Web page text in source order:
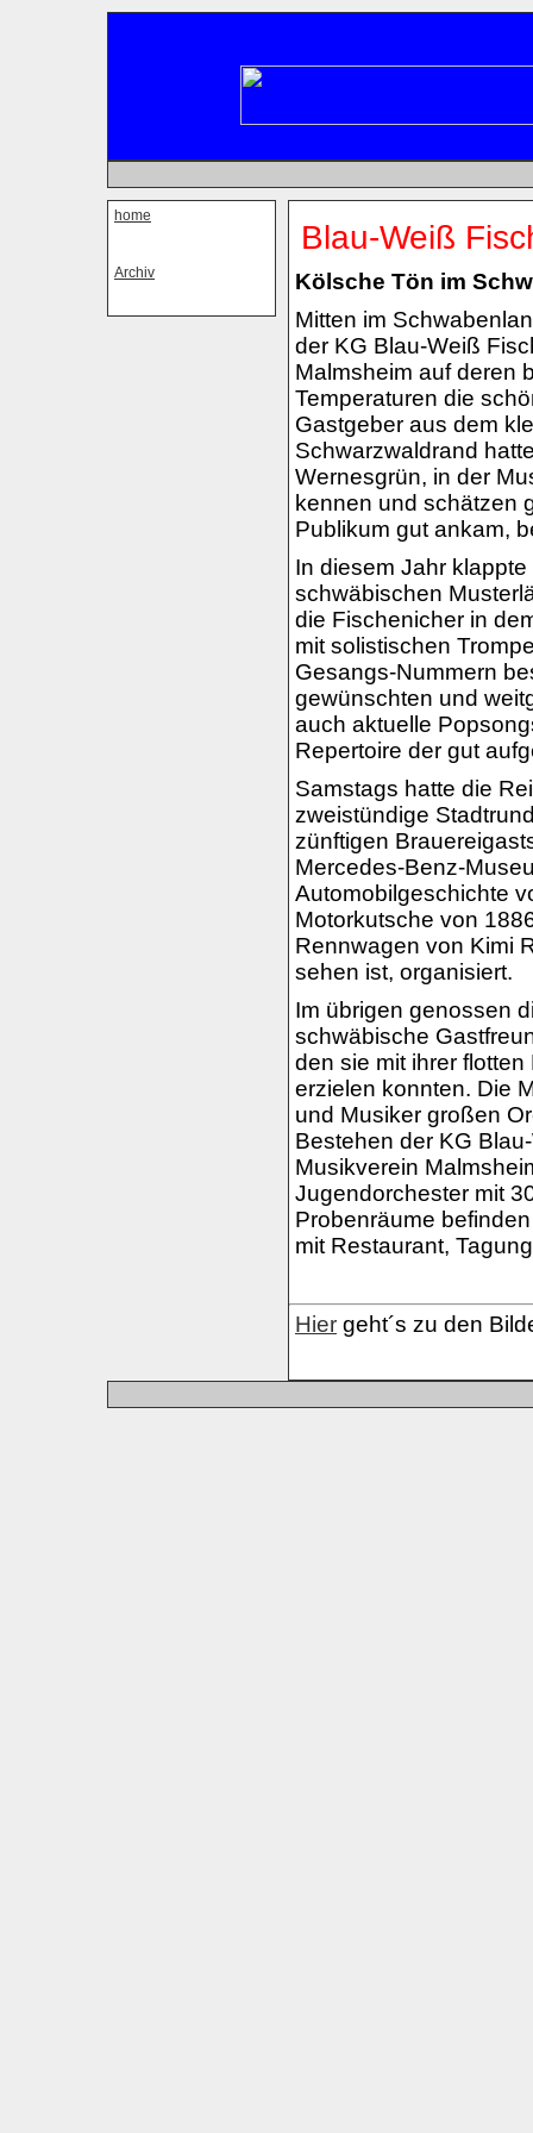
home
Archiv
Blau-Weiß
Kölsche Tön im
Mitten im
der KG Blau-Weiß
Malmsheim auf deren
Temperaturen die
Gastgeber aus dem
Schwarzwaldrand
Wernesgrün, in der
kennen und schätzen
Publikum gut ankam,
In diesem Jahr
schwäbischen
die Fischenicher in
mit solistischen
Gesangs-Nummern
gewünschten und
auch aktuelle
Repertoire der gut
Samstags hatte die
zweistündige
zünftigen
Mercedes-Benz-
Automobilgeschichte
Motorkutsche von
Rennwagen von Kimi
sehen ist, organisiert.
Im übrigen genossen
schwäbische
den sie mit ihrer
erzielen konnten. Die
und Musiker großen
Bestehen der KG
Musikverein
Jugendorchester mit
Probenräume
mit Restaurant,
Hier geht´s zu den